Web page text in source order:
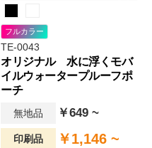
フルカラー
TE-0043
オリジナル 水に浮くモバ
イルウォータープルーフポ
ーチ
無地品 ￥649 ~
印刷品 ￥1,146 ~